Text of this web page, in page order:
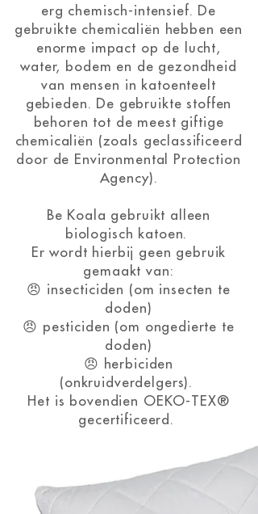
erg chemisch-intensief. De
gebruikte chemicaliën hebben een
enorme impact op de lucht,
water, bodem en de gezondheid
van mensen in katoenteelt
gebieden. De gebruikte stoffen
behoren tot de meest giftige
chemicaliën (zoals geclassificeerd
door de Environmental Protection
Agency).​
Be Koala gebruikt alleen
biologisch katoen.
Er wordt hierbij geen gebruik
gemaakt van:
😠 insecticiden (om insecten te
doden)
😠 pesticiden (om ongedierte te
doden)
😠 herbiciden
(onkruidverdelgers).
Het is bovendien OEKO-TEX®
gecertificeerd.